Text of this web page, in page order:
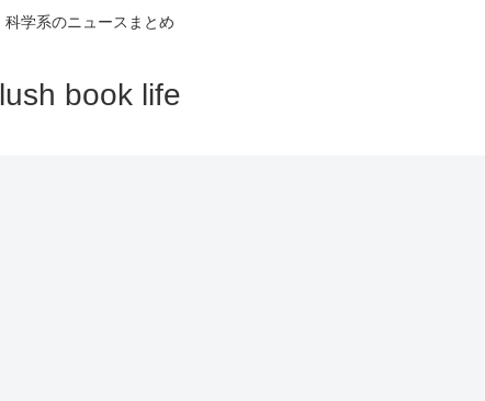
科学系のニュースまとめ
lush book life